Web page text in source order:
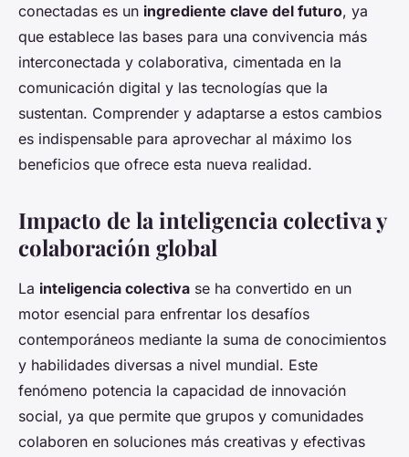
conectadas es un ingrediente clave del futuro, ya
que establece las bases para una convivencia más
interconectada y colaborativa, cimentada en la
comunicación digital y las tecnologías que la
sustentan. Comprender y adaptarse a estos cambios
es indispensable para aprovechar al máximo los
beneficios que ofrece esta nueva realidad.
Impacto de la inteligencia colectiva y
colaboración global
La inteligencia colectiva se ha convertido en un
motor esencial para enfrentar los desafíos
contemporáneos mediante la suma de conocimientos
y habilidades diversas a nivel mundial. Este
fenómeno potencia la capacidad de innovación
social, ya que permite que grupos y comunidades
colaboren en soluciones más creativas y efectivas